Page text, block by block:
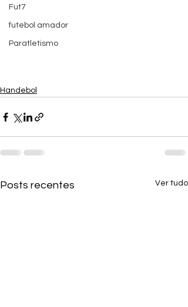
Fut7
futebol amador
Paratletismo
Handebol
Posts recentes Ver tudo